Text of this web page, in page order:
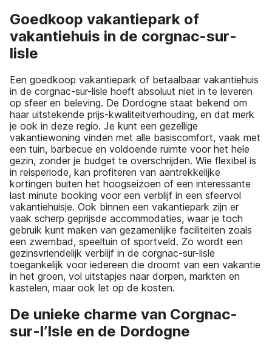
Goedkoop vakantiepark of
vakantiehuis in de corgnac-sur-
lisle
Een goedkoop vakantiepark of betaalbaar vakantiehuis
in de corgnac-sur-lisle hoeft absoluut niet in te leveren
op sfeer en beleving. De Dordogne staat bekend om
haar uitstekende prijs-kwaliteitverhouding, en dat merk
je ook in deze regio. Je kunt een gezellige
vakantiewoning vinden met alle basiscomfort, vaak met
een tuin, barbecue en voldoende ruimte voor het hele
gezin, zonder je budget te overschrijden. Wie flexibel is
in reisperiode, kan profiteren van aantrekkelijke
kortingen buiten het hoogseizoen of een interessante
last minute booking voor een verblijf in een sfeervol
vakantiehuisje. Ook binnen een vakantiepark zijn er
vaak scherp geprijsde accommodaties, waar je toch
gebruik kunt maken van gezamenlijke faciliteiten zoals
een zwembad, speeltuin of sportveld. Zo wordt een
gezinsvriendelijk verblijf in de corgnac-sur-lisle
toegankelijk voor iedereen die droomt van een vakantie
in het groen, vol uitstapjes naar dorpen, markten en
kastelen, maar ook let op de kosten.
De unieke charme van Corgnac-
sur-l’Isle en de Dordogne